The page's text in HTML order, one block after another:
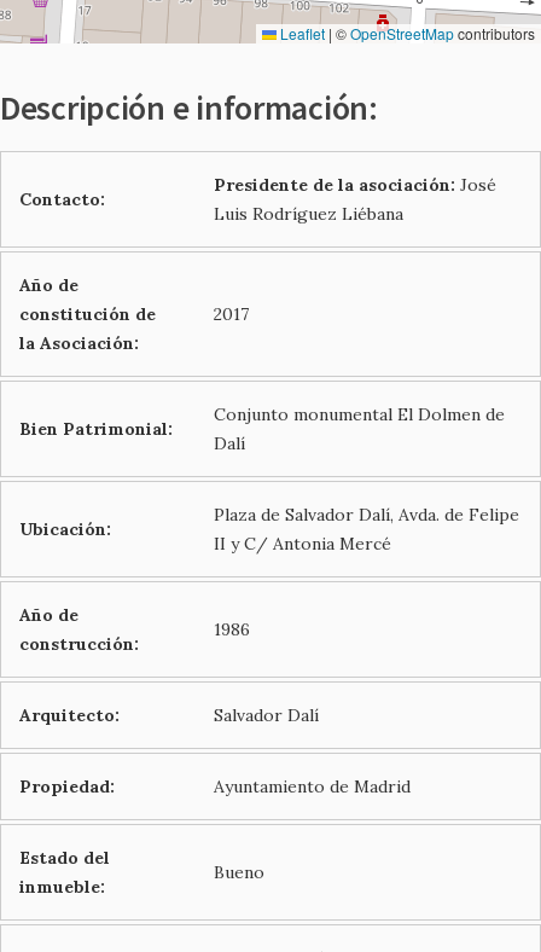
Leaflet | ©OpenStreetMapcontributors
Descripción e información:
Contacto:
Presidente de la asociación: José
Luis Rodríguez Liébana
Año de
constitución de
la Asociación:
2017
Bien Patrimonial:
Conjunto monumental El Dolmen de
Dalí
Ubicación:
Plaza de Salvador Dalí, Avda. de Felipe
II y C/ Antonia Mercé
Año de
construcción:
1986
Arquitecto: Salvador Dalí
Propiedad: Ayuntamiento de Madrid
Estado del
inmueble:
Bueno